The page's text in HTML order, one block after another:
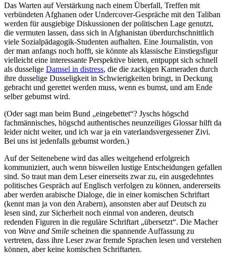
Das Warten auf Verstärkung nach einem Überfall, Treffen mit
verbündeten Afghanen oder Undercover-Gespräche mit den Taliban
werden für ausgiebige Diskussionen der politischen Lage genutzt,
die vermuten lassen, dass sich in Afghanistan überdurchschnittlich
viele Sozialpädagogik-Studenten aufhalten. Eine Journalistin, von
der man anfangs noch hofft, sie könnte als klassische Einstiegsfigur
vielleicht eine interessante Perspektive bieten, entpuppt sich schnell
als dusselige Damsel in distress, die die zackigen Kameraden durch
ihre dusselige Dusseligkeit in Schwierigkeiten bringt, in Deckung
gebracht und gerettet werden muss, wenn es bumst, und am Ende
selber gebumst wird.
(Oder sagt man beim Bund „eingebettet“? Jyschs högschd
fachmännisches, högschd authentisches neunzeiliges Glossar hilft da
leider nicht weiter, und ich war ja ein vaterlandsvergessener Zivi.
Bei uns ist jedenfalls gebumst worden.)
Auf der Seitenebene wird das alles weitgehend erfolgreich
kommuniziert, auch wenn bisweilen lustige Entscheidungen gefallen
sind. So traut man dem Leser einerseits zwar zu, ein ausgedehntes
politisches Gespräch auf Englisch verfolgen zu können, andererseits
aber werden arabische Dialoge, die in einer komischen Schriftart
(kennt man ja von den Arabern), ansonsten aber auf Deutsch zu
lesen sind, zur Sicherheit noch einmal von anderen, deutsch
redenden Figuren in die reguläre Schriftart „übersetzt“. Die Macher
von Wave and Smile scheinen die spannende Auffassung zu
vertreten, dass ihre Leser zwar fremde Sprachen lesen und verstehen
können, aber keine komischen Schriftarten.